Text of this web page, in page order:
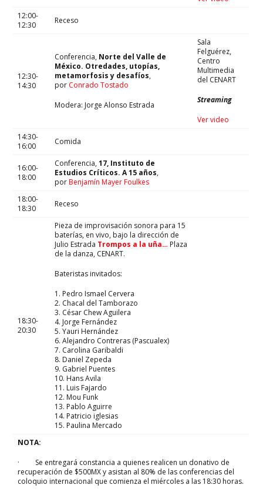
12:00-
12:30
Receso
12:30-
14:30
Conferencia, Norte del Valle de
México. Otredades, utopías,
metamorfosis y desafíos,
por Conrado Tostado
Modera: Jorge Alonso Estrada
Sala
Felguérez,
Centro
Multimedia
del CENART
Streaming
Ver video
14:30-
16:00
Comida
16:00-
18:00
Conferencia,17, Instituto de
Estudios Críticos. A 15 años,
porBenjamín Mayer Foulkes
18:00-
18:30
Receso
18:30-
20:30
Pieza de improvisación sonora para 15
baterías, en vivo, bajo la dirección de
Julio Estrada Trompos a la uña… Plaza
de la danza, CENART.
Bateristas invitados:
1. Pedro Ismael Cervera
2. Chacal del Tamborazo
3. César Chew Aguilera
4. Jorge Fernández
5. Yauri Hernández
6. Alejandro Contreras (Pascualex)
7. Carolina Garibaldi
8. Daniel Zepeda
9. Gabriel Puentes
10. Hans Avila
11. Luis Fajardo
12. Mou Funk
13. Pablo Aguirre
14. Patricio iglesias
15. Paulina Mercado
NOTA:
· Se entregará constancia a quienes realicen un donativo de
recuperación de $500MX y asistan al 80% de las conferencias del
coloquio internacional que comienza el miércoles a las 18:30 horas.